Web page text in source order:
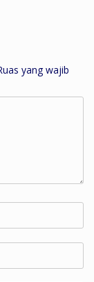
yang wajib